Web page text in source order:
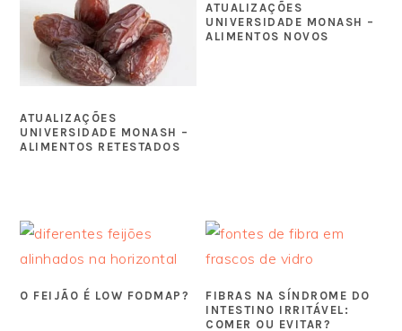
ATUALIZAÇÕES
UNIVERSIDADE MONASH –
ALIMENTOS RETESTADOS
ATUALIZAÇÕES
UNIVERSIDADE MONASH –
ALIMENTOS NOVOS
O FEIJÃO É LOW FODMAP?
FIBRAS NA SÍNDROME DO
INTESTINO IRRITÁVEL:
COMER OU EVITAR?